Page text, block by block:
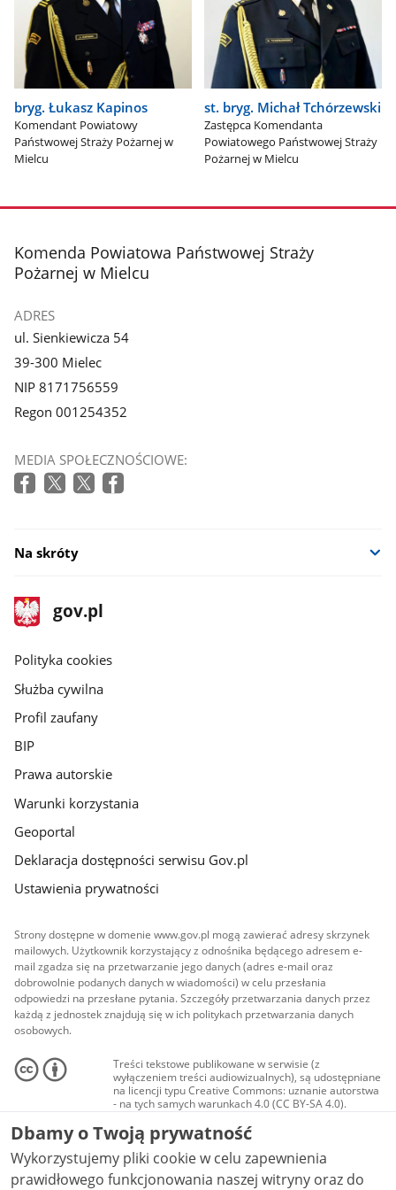
bryg. Łukasz Kapinos
Komendant Powiatowy
Państwowej Straży Pożarnej w
Mielcu
st. bryg. Michał Tchórzewski
Zastępca Komendanta
Powiatowego Państwowej Straży
Pożarnej w Mielcu
stopka
Komenda Powiatowa Państwowej Straży
Pożarnej w Mielcu
ADRES
ul. Sienkiewicza 54
39-300 Mielec
NIP 8171756559
Regon 001254352
MEDIA SPOŁECZNOŚCIOWE:
Na skróty
stopka
gov.pl
Strona
gov.pl
gov.pl
Polityka cookies
Służba cywilna
Profil zaufany
BIP
Prawa autorskie
Warunki korzystania
Geoportal
Deklaracja dostępności serwisu Gov.pl
Ustawienia prywatności
Strony dostępne w domenie www.gov.pl mogą zawierać adresy skrzynek
mailowych. Użytkownik korzystający z odnośnika będącego adresem e-
mail zgadza się na przetwarzanie jego danych (adres e-mail oraz
dobrowolnie podanych danych w wiadomości) w celu przesłania
odpowiedzi na przesłane pytania. Szczegóły przetwarzania danych przez
każdą z jednostek znajdują się w ich politykach przetwarzania danych
osobowych.
Treści tekstowe publikowane w serwisie (z
wyłączeniem treści audiowizualnych), są udostępniane
na licencji typu Creative Commons: uznanie autorstwa
- na tych samych warunkach 4.0 (CC BY-SA 4.0).
Materiały audiowizualne, w tym zdjęcia, materiały
audio i wideo, są udostępniane na licencji typu
Creative Commons: uznanie autorstwa użycie
niekomercyjne - bez utworów zależnych 4.0 (CC BY-
NC-ND 4.0), o ile nie jest to stwierdzone inaczej.
Dbamy o Twoją prywatność
Wykorzystujemy pliki cookie w celu zapewnienia
prawidłowego funkcjonowania naszej witryny oraz do